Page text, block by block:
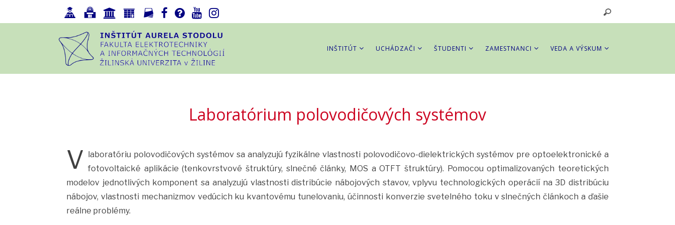
INŠTITÚT UCHÁDZAČI ŠTUDENTI ZAMESTNANCI VEDA A VÝSKUM
Laboratórium polovodičových systémov
V laboratóriu polovodičových systémov sa analyzujú fyzikálne vlastnosti polovodičovo-dielektrických systémov pre optoelektronické a
fotovoltaické aplikácie (tenkovrstvové štruktúry, slnečné články, MOS a OTFT štruktúry). Pomocou optimalizovaných teoretických
modelov jednotlivých komponent sa analyzujú vlastnosti distribúcie nábojových stavov, vplyvu technologických operácií na 3D distribúciu
nábojov, vlastnosti mechanizmov vedúcich ku kvantovému tunelovaniu, účinnosti konverzie svetelného toku v slnečných článkoch a ďašie
reálne problémy.